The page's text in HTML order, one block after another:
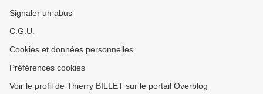
Signaler un abus
C.G.U.
Cookies et données personnelles
Préférences cookies
Voir le profil de Thierry BILLET sur le portail Overblog